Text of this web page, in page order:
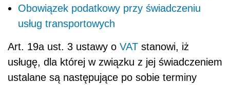
Obowiązek podatkowy przy świadczeniu
usług transportowych
Art. 19a ust. 3 ustawy o VAT stanowi, iż
usługę, dla której w związku z jej świadczeniem
ustalane są następujące po sobie terminy